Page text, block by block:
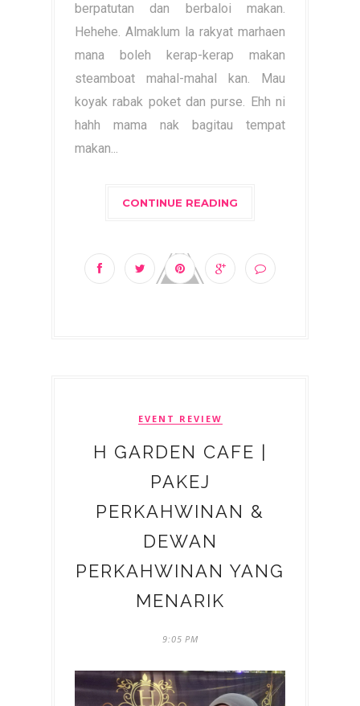
berpatutan dan berbaloi makan.
Hehehe. Almaklum la rakyat marhaen
mana boleh kerap-kerap makan
steamboat mahal-mahal kan. Mau
koyak rabak poket dan purse. Ehh ni
hahh mama nak bagitau tempat
makan...
CONTINUE READING
EVENT REVIEW
H GARDEN CAFE |
PAKEJ
PERKAHWINAN &
DEWAN
PERKAHWINAN YANG
MENARIK
9:05 PM